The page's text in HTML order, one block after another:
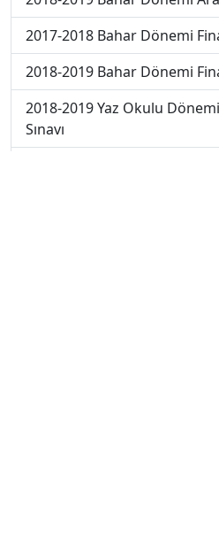
2017-2018 Bahar Dönemi
2018-2019 Bahar Dönemi
2018-2019 Yaz Okulu
Sınavı